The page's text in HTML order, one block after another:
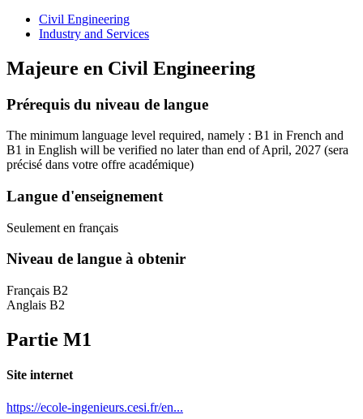
Civil Engineering
Industry and Services
Majeure en Civil Engineering
Prérequis du niveau de langue
The minimum language level required, namely : B1 in French and
B1 in English will be verified no later than end of April, 2027 (sera
précisé dans votre offre académique)
Langue d'enseignement
Seulement en français
Niveau de langue à obtenir
Français B2
Anglais B2
Partie M1
Site internet
https://ecole-ingenieurs.cesi.fr/en...